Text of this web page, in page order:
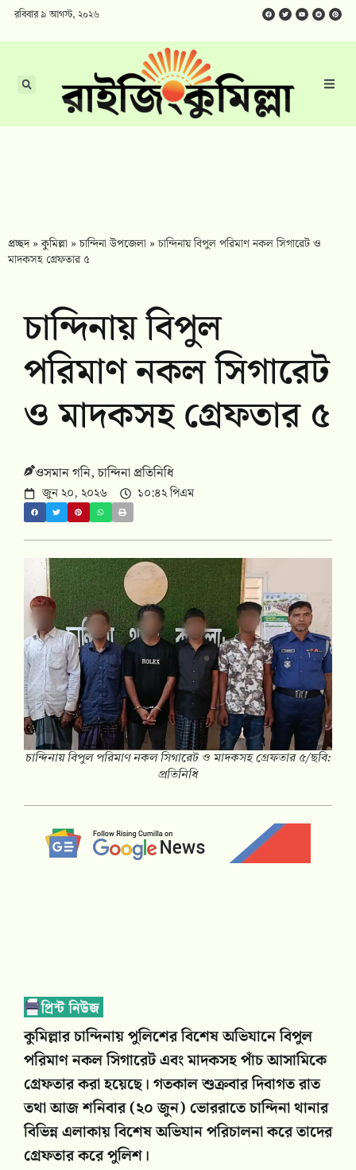
রবিবার ৯ আগস্ট, ২০২৬
প্রচ্ছদ»কুমিল্লা »চান্দিনা উপজেলা »চান্দিনায় বিপুল পরিমাণ নকল সিগারেট ও
মাদকসহ গ্রেফতার ৫
চান্দিনায় বিপুল
পরিমাণ নকল সিগারেট
ও মাদকসহ গ্রেফতার ৫
ওসমান গনি, চান্দিনা প্রতিনিধি
জুন ২০, ২০২৬ ১০:৪২ পিএম
চান্দিনায় বিপুল পরিমাণ নকল সিগারেট ও মাদকসহ গ্রেফতার ৫/ছবি:
প্রতিনিধি
কুমিল্লার চান্দিনায় পুলিশের বিশেষ অভিযানে বিপুল
পরিমাণ নকল সিগারেট এবং মাদকসহ পাঁচ আসামিকে
গ্রেফতার করা হয়েছে। গতকাল শুক্রবার দিবাগত রাত
তথা আজ শনিবার (২০ জুন) ভোররাতে চান্দিনা থানার
বিভিন্ন এলাকায় বিশেষ অভিযান পরিচালনা করে তাদের
গ্রেফতার করে পুলিশ।